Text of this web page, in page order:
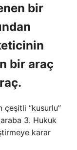
bir
bir araç
çeşitli “kusurlu”
3. Hukuk
karar